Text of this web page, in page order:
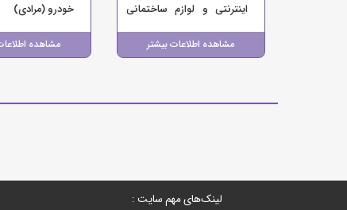
مشاهده اطلاعات بیشتر
اینترنتی و لوازم ساختمانی
(موسسه اتومبیل کرایه 90)
مشاهده
خودرو (مرادی)
لینک‌های مهم سایت :